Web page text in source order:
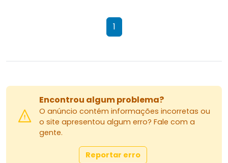
1
Encontrou algum problema?
O anúncio contém informações incorretas ou
o site apresentou algum erro? Fale com a
gente.
Reportar erro